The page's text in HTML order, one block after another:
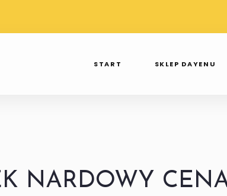
START SKLEP DAYENU
NARDOWY